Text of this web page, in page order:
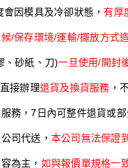
會因模具及冷卻狀態，有厚
/保存環境/運輸/擺放方式
、砂紙、刀)一旦使用/開封
接辦理退貨及換貨服務 ，
務，7日內可整件退貨或部
司代送， 本公司無法保證
為主， 如與報價單規格一